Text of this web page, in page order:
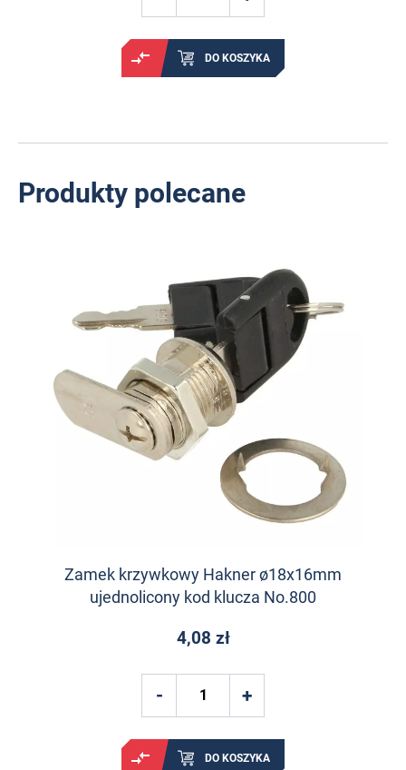
DO KOSZYKA
Produkty polecane
Zamek krzywkowy Hakner ø18x16mm
ujednolicony kod klucza No.800
4,08 zł
DO KOSZYKA